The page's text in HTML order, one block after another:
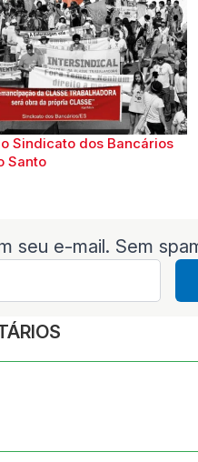
Sindicato dos Bancários
Santo
seu e-mail. Sem